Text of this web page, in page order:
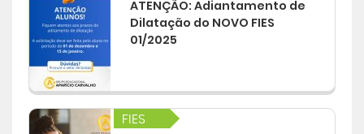
ATENÇÃO: Adiantamento de
Dilatação do NOVO FIES
01/2025
FIES